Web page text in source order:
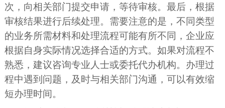
次，向相关部门提交申请，等待审核。最后，根据
审核结果进行后续处理。需要注意的是，不同类型
的业务所需材料和处理流程可能有所不同，企业应
根据自身实际情况选择合适的方式。如果对流程不
熟悉，建议咨询专业人士或委托代办机构。办理过
程中遇到问题，及时与相关部门沟通，可以有效缩
短办理时间。